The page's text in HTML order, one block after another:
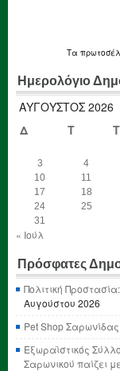
Τα
Ημερολόγιο
ΑΎΓΟΥΣΤΟΣ 2026
Δ
Τ Τ
3
4
10
11
17
18
24
25
31
« Ιούλ
Πρόσφατες
Πολιτική
Αυγούστου 2026
Pet Shop
Εξωραϊστικός
Σαρωνικού παίζει